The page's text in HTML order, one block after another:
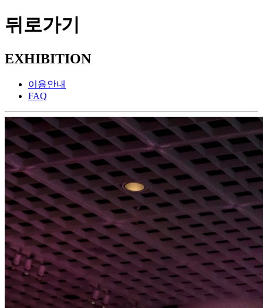
뒤로가기
EXHIBITION
이용안내
FAQ